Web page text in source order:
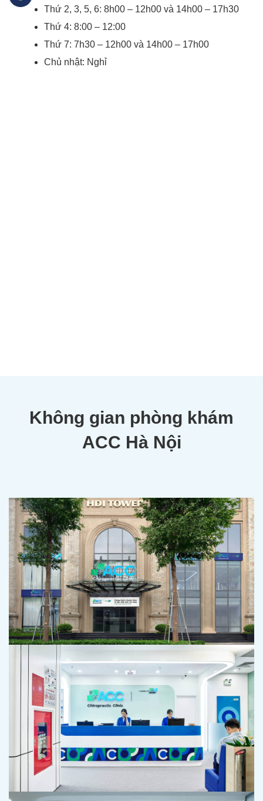
Thứ 2, 3, 5, 6: 8h00 – 12h00 và 14h00 – 17h30
Thứ 4: 8:00 – 12:00
Thứ 7: 7h30 – 12h00 và 14h00 – 17h00
Chủ nhật: Nghỉ
Không gian phòng khám
ACC Hà Nội